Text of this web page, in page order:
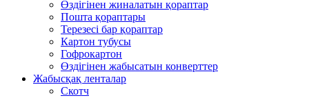
Өздігінен жиналатын қораптар
Пошта қораптары
Терезесі бар қораптар
Картон тубусы
Гофрокартон
Өздігінен жабысатын конверттер
Жабысқақ ленталар
Скотч